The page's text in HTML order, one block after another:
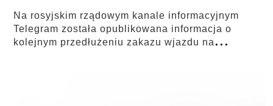
Na rosyjskim rządowym kanale informacyjnym
Telegram została opublikowana informacja o
kolejnym przedłużeniu zakazu wjazdu na...